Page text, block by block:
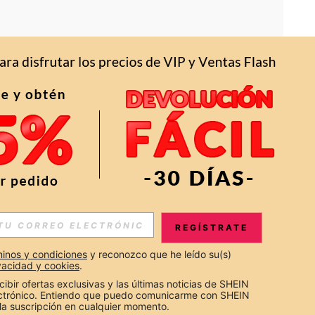
APP
EXCLUSIVAS, PROMOCIONES Y NOTICIAS DE SHEIN
REGÍSTRATE
y condiciones y reconozco que he leído su(s)
y cookies.
ofertas exclusivas y las últimas noticias de SHEIN
Entiendo que puedo comunicarme con SHEIN
suscripción en cualquier momento.